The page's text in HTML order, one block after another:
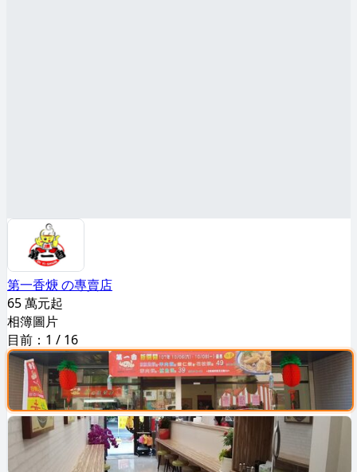
第一香焿 の專賣店
65 萬元起
相簿圖片
目前： 1 / 16